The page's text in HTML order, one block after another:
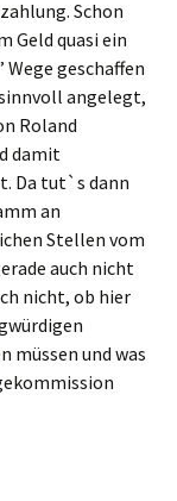
Schon
Geld quasi ein
geschaffen
angelegt,
Roland
damit
Da tut`s dann
an
Stellen vom
auch nicht
nicht, ob hier
müssen und was